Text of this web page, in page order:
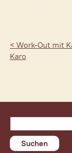
< Work-Out mit
Karo